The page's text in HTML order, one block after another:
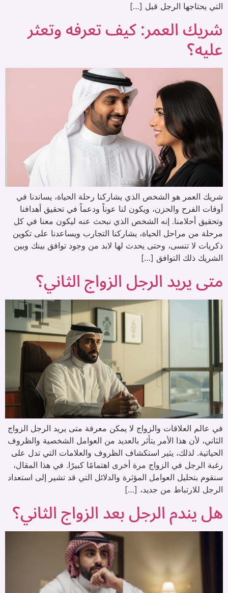
التي يحتاجها الرجل قبل […]
شريك العمر: كيف تعرفه وتعثر
عليه؟
شريك العمر هو الشخص الذي يشاركنا رحلة الحياة، يساندنا في
أوقات الفرح والحزن، ويكون لنا عوناً ودعماً في تحقيق أهدافنا
وتحقيق أحلامنا. إنه الشخص الذي نبحث عنه ليكون معنا في كل
مرحلة من مراحل الحياة، يشاركنا التجارب ويساعدنا على تكوين
ذكريات لا تنسى، وحتى يحدث لها لابد من وجود توافق بينك وبين
الشريك ذلك التوافق […]
متى يريد الرجل الزواج الثاني؟
في عالم العلاقات والزواج لا يمكن معرفة متى يريد الرجل الزواج
الثاني، لأن هذا الأمر يتأثر بالعديد من العوامل الشخصية والظروف
الحياتية. لذلك، يثير استكشاف الظروف والعلامات التي تدل على
رغبة الرجل في الزواج مرة أخرى اهتمامًا كبيرًا. في هذا المقال،
سنقوم بتحليل العوامل المؤثرة والدلائل التي قد تشير إلى استعداد
الرجل للارتباط من جديد، […]
هل يندم الرجل بعد الزواج الثاني؟